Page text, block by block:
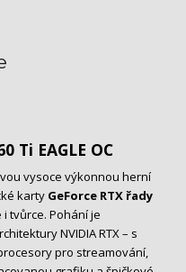
Ti EAGLE OC
vysoce výkonnou herní
karty GeForce RTX řady
tvůrce. Pohání je
NVIDIA RTX – s
pro streamování,